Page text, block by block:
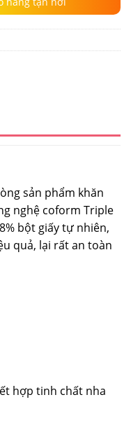
sản phẩm khăn
nghệ coform Triple
bột giấy tự nhiên,
quả, lại rất an toàn
hợp tinh chất nha